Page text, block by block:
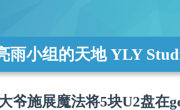
雨小组的天地 YLY
爷施展魔法将5块U2盘在